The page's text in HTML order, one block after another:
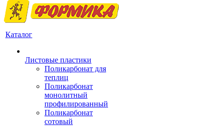
Каталог
Листовые пластики
Поликарбонат для
теплиц
Поликарбонат
монолитный
профилированный
Поликарбонат
сотовый